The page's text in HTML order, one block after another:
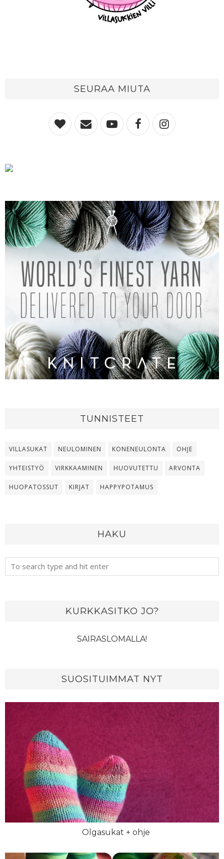
SEURAA MIUTA
TUNNISTEET
VILLASUKAT NEULOMINEN KONENEULONTA OHJE
YHTEISTYÖ VIRKKAAMINEN HUOVUTETTU ARVONTA
HUOPATOSSUT KIRJAT HAPPYPOTAMUS
HAKU
KURKKASITKO JO?
SAIRASLOMALLA!
SUOSITUIMMAT NYT
Olgasukat + ohje